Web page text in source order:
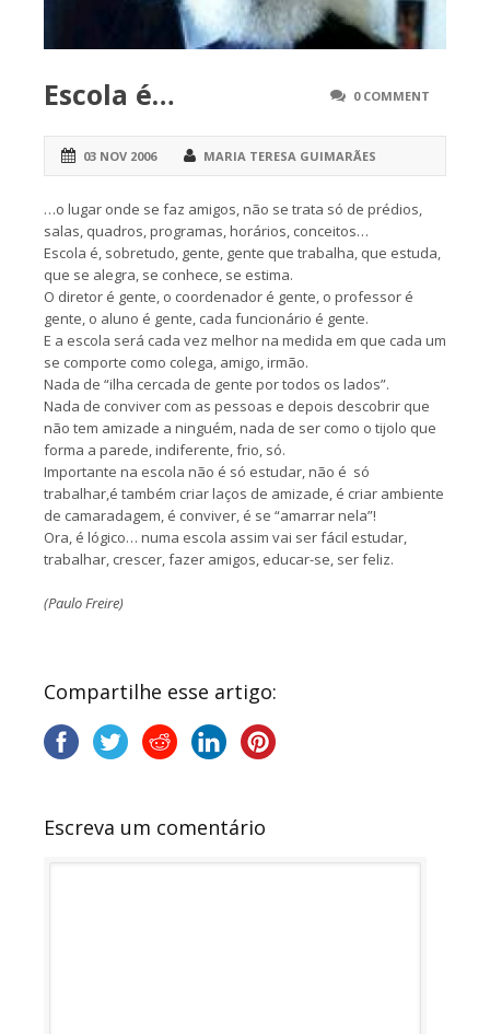
0 COMMENT
Escola é…
03 NOV 2006 MARIA TERESA GUIMARÃES
…o lugar onde se faz amigos, não se trata só de prédios,
salas, quadros, programas, horários, conceitos…
Escola é, sobretudo, gente, gente que trabalha, que estuda,
que se alegra, se conhece, se estima.
O diretor é gente, o coordenador é gente, o professor é
gente, o aluno é gente, cada funcionário é gente.
E a escola será cada vez melhor na medida em que cada um
se comporte como colega, amigo, irmão.
Nada de “ilha cercada de gente por todos os lados”.
Nada de conviver com as pessoas e depois descobrir que
não tem amizade a ninguém, nada de ser como o tijolo que
forma a parede, indiferente, frio, só.
Importante na escola não é só estudar, não é só
trabalhar,é também criar laços de amizade, é criar ambiente
de camaradagem, é conviver, é se “amarrar nela”!
Ora, é lógico… numa escola assim vai ser fácil estudar,
trabalhar, crescer, fazer amigos, educar-se, ser feliz.
(Paulo Freire)
Compartilhe esse artigo:
Escreva um comentário